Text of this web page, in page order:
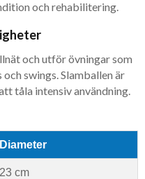
och rehabilitering.
och utför övningar som
swings. Slamballen är
tåla intensiv användning.
Diameter
23 cm